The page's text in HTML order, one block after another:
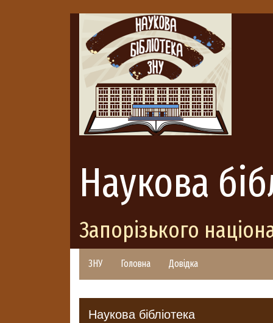
Наукова
Запорізького
ЗНУ Головна Довідка
Наукова бібліотека